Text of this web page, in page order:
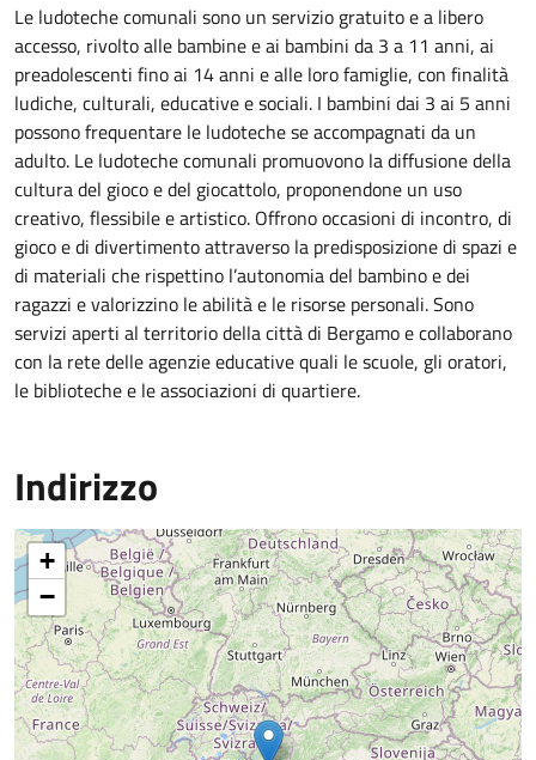
Le ludoteche comunali sono un servizio gratuito e a libero
accesso, rivolto alle bambine e ai bambini da 3 a 11 anni, ai
preadolescenti fino ai 14 anni e alle loro famiglie, con finalità
ludiche, culturali, educative e sociali. I bambini dai 3 ai 5 anni
possono frequentare le ludoteche se accompagnati da un
adulto. Le ludoteche comunali promuovono la diffusione della
cultura del gioco e del giocattolo, proponendone un uso
creativo, flessibile e artistico. Offrono occasioni di incontro, di
gioco e di divertimento attraverso la predisposizione di spazi e
di materiali che rispettino l’autonomia del bambino e dei
ragazzi e valorizzino le abilità e le risorse personali. Sono
servizi aperti al territorio della città di Bergamo e collaborano
con la rete delle agenzie educative quali le scuole, gli oratori,
le biblioteche e le associazioni di quartiere.
Indirizzo
+
−